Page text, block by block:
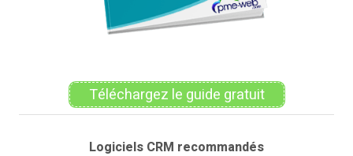
Téléchargez le guide gratuit
Logiciels CRM recommandés